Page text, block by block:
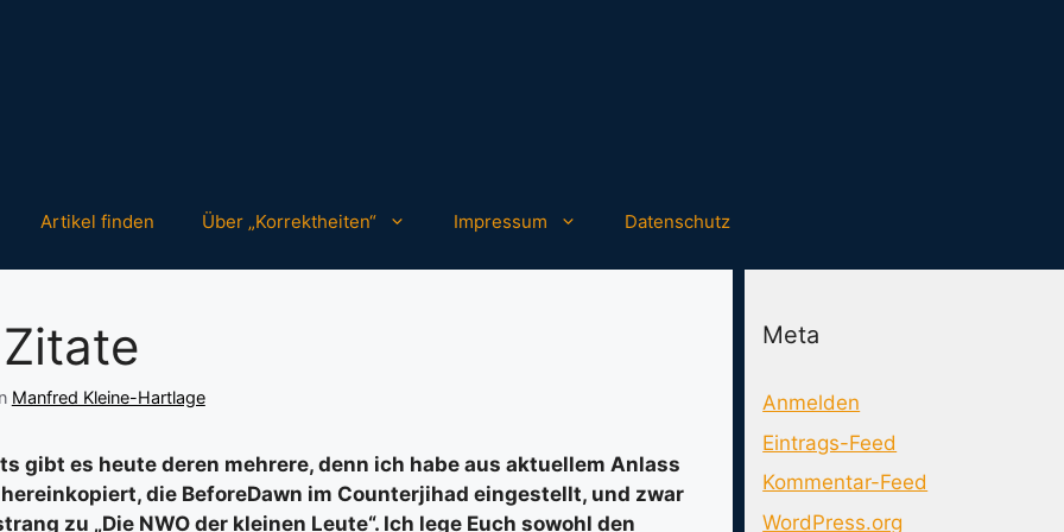
Artikel finden Über „Korrektheiten“ Impressum Datenschutz
Manfred Kleine-Hartlage
gibt es heute deren mehrere, denn ich habe aus aktuellem Anlass
die BeforeDawn im Counterjihad eingestellt, und zwar
zu „Die NWO der kleinen Leute“. Ich lege Euch sowohl den
Meta
Anmelden
Eintrags-Feed
Kommentar-Feed
WordPress.org